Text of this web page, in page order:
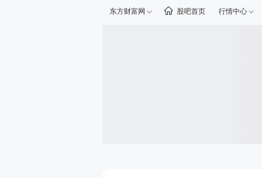
东方财富网 股吧首页 行情中心